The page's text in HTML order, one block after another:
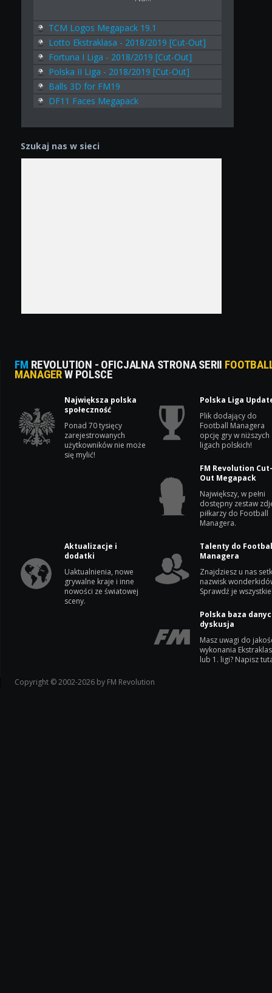
TCM Logos Megapack 19.1
Lotto Ekstraklasa - 2018/2019 [Cut-Out]
Fortuna I Liga - 2018/2019 [Cut-Out]
Polska II Liga - 2018/2019 [Cut-Out]
Balls 3D for FM19
DF11 Faces Megapack
Szukaj nas w sieci
FM REVOLUTION - OFICJALNA STRONA SERII
MANAGERW POLSCE
Największa polska
społeczność
Ponad 70 tysięcy
zarejestrowanych
użytkowników nie może
się mylić!
Polska Liga
Plik dodający do
Football Managera
opcję gry w niższych
ligach polskich!
FM Revolution
Out Megapack
Największy, w pełni
dostępny zestaw
piłkarzy do Football
Managera.
Aktualizacje i
dodatki
Uaktualnienia, nowe
grywalne kraje i inne
nowości ze światowej
sceny.
Talenty do
Managera
Znajdziesz u nas
nazwisk
Sprawdź je
Polska baza
dyskusja
Masz uwagi do
wykonania
lub 1. ligi? Napisz
Copyright © 2002-2026 by FM Revolution